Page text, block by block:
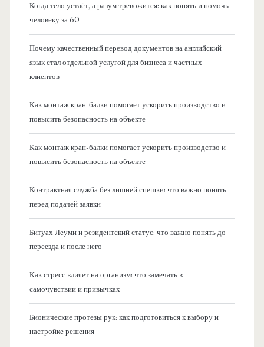
Когда тело устаёт, а разум тревожится: как понять и помочь
человеку за 60
Почему качественный перевод документов на английский
язык стал отдельной услугой для бизнеса и частных
клиентов
Как монтаж кран-балки помогает ускорить производство и
повысить безопасность на объекте
Как монтаж кран-балки помогает ускорить производство и
повысить безопасность на объекте
Контрактная служба без лишней спешки: что важно понять
перед подачей заявки
Битуах Леуми и резидентский статус: что важно понять до
переезда и после него
Как стресс влияет на организм: что замечать в
самочувствии и привычках
Бионические протезы рук: как подготовиться к выбору и
настройке решения